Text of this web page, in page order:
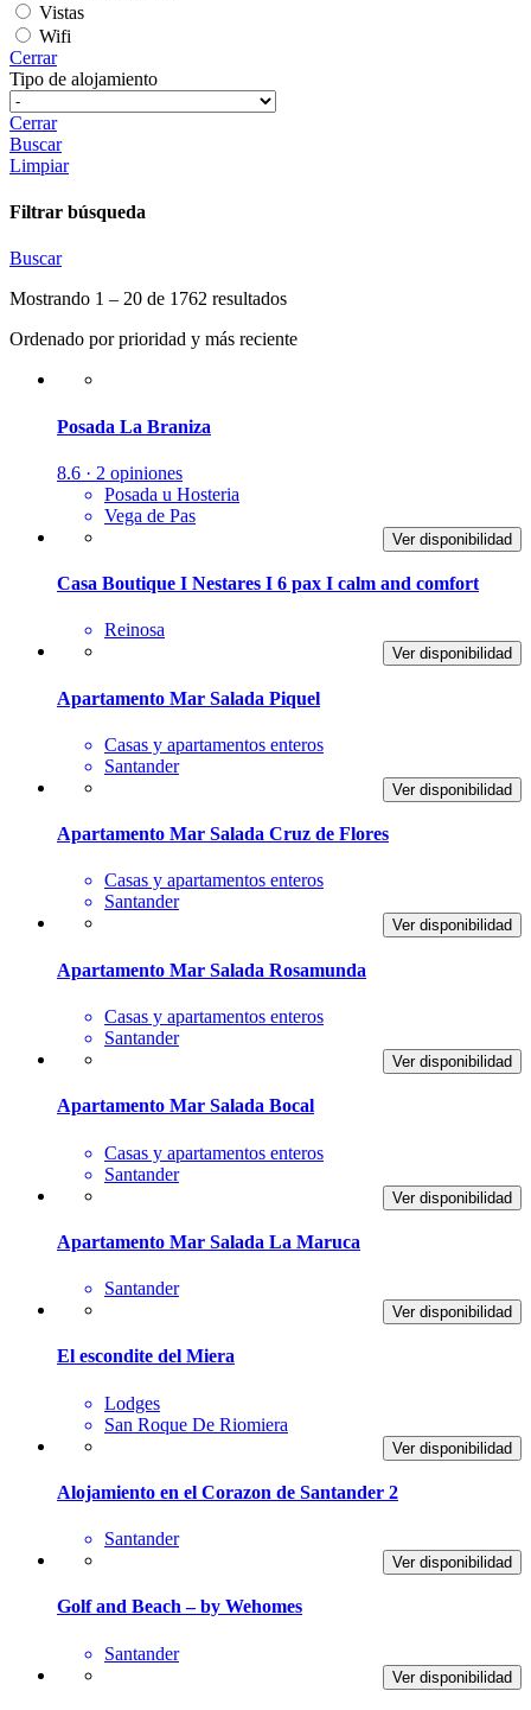
Vistas
Wifi
Cerrar
Tipo de alojamiento
Cerrar
Buscar
Limpiar
Filtrar búsqueda
Buscar
Mostrando 1 – 20 de 1762 resultados
Ordenado por prioridad y más reciente
Posada La Braniza
8.6 · 2 opiniones
Posada u Hosteria
Vega de Pas
Ver disponibilidad
Casa Boutique I Nestares I 6 pax I calm and comfort
Reinosa
Ver disponibilidad
Apartamento Mar Salada Piquel
Casas y apartamentos enteros
Santander
Ver disponibilidad
Apartamento Mar Salada Cruz de Flores
Casas y apartamentos enteros
Santander
Ver disponibilidad
Apartamento Mar Salada Rosamunda
Casas y apartamentos enteros
Santander
Ver disponibilidad
Apartamento Mar Salada Bocal
Casas y apartamentos enteros
Santander
Ver disponibilidad
Apartamento Mar Salada La Maruca
Santander
Ver disponibilidad
El escondite del Miera
Lodges
San Roque De Riomiera
Ver disponibilidad
Alojamiento en el Corazon de Santander 2
Santander
Ver disponibilidad
Golf and Beach – by Wehomes
Santander
Ver disponibilidad